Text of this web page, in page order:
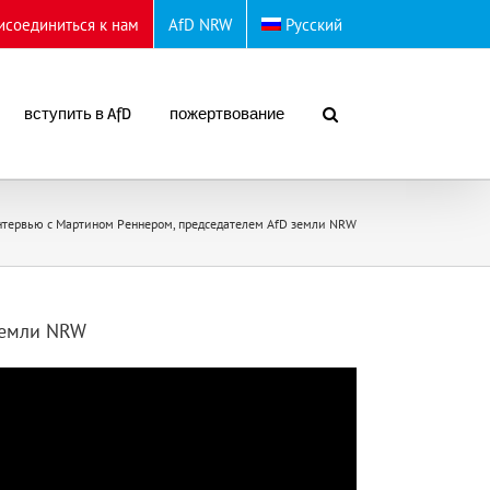
к нам AfD NRW Русский
вступить в AfD пожертвование
с Мартином Реннером, председателем AfD земли NRW
NRW